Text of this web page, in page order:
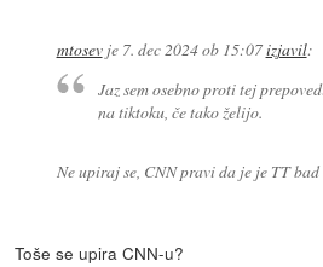
mtosevje 7. dec 2024 ob 15:07izjavil:
Jaz sem osebno proti tej
na tiktoku, če tako želijo.
Ne upiraj se, CNN pravi da je je TT bad
Toše se upira CNN-u?